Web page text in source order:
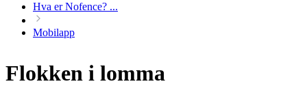
Hva er Nofence? ...
Mobilapp
Flokken i lomma